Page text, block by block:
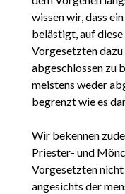
wissen wir, dass
belästigt, auf
Vorgesetzten dazu
abgeschlossen zu
meistens weder
begrenzt wie es
Wir bekennen
Priester- und
Vorgesetzten
angesichts der